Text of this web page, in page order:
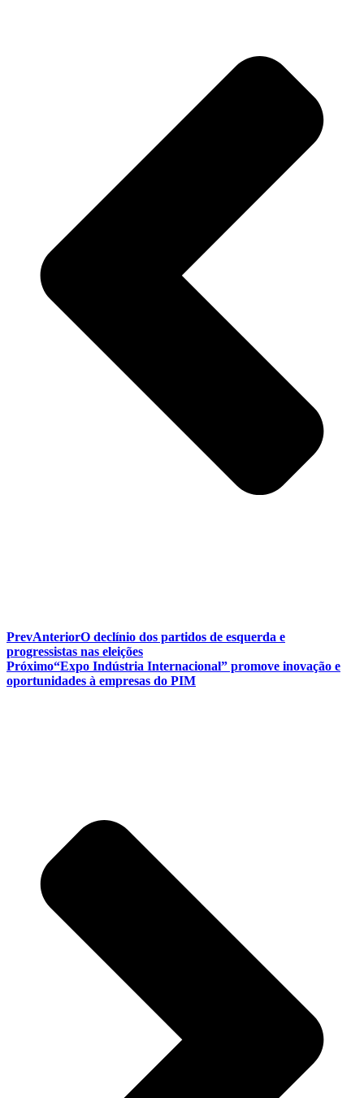
PrevAnteriorO declínio dos partidos de esquerda e
progressistas nas eleições
Próximo“Expo Indústria Internacional” promove inovação e
oportunidades à empresas do PIM